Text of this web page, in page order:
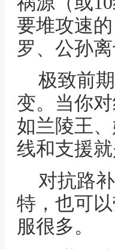
要堆攻速
罗、公孙离
极致前
变。当你
如兰陵王
线和支援
对抗路
特，也可
服很多。